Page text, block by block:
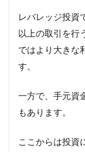
レバレッジ投資
以上の取引を行
ではより大きな
す。
一方で、手元資
もあります。
ここからは投資